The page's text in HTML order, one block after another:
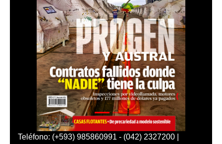
Teléfono: (+593) 985860991 - (042) 2327200 |